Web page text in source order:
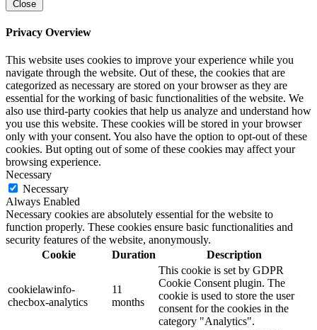
Close
Privacy Overview
This website uses cookies to improve your experience while you
navigate through the website. Out of these, the cookies that are
categorized as necessary are stored on your browser as they are
essential for the working of basic functionalities of the website. We
also use third-party cookies that help us analyze and understand how
you use this website. These cookies will be stored in your browser
only with your consent. You also have the option to opt-out of these
cookies. But opting out of some of these cookies may affect your
browsing experience.
Necessary
Necessary
Always Enabled
Necessary cookies are absolutely essential for the website to
function properly. These cookies ensure basic functionalities and
security features of the website, anonymously.
Cookie
Duration Description
cookielawinfo-
checbox-analytics
11
months
This cookie is set by GDPR
Cookie Consent plugin. The
cookie is used to store the user
consent for the cookies in the
category "Analytics".